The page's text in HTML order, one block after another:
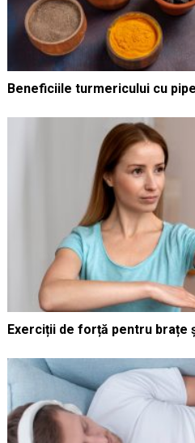
Beneficiile turmericului cu
Exerciții de forță pentru brațe